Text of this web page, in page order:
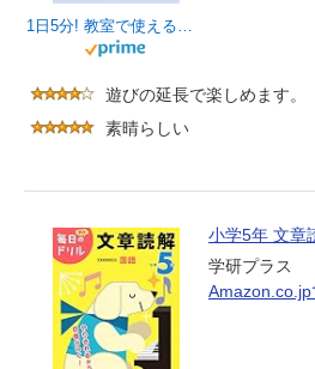
1日5分! 教室で使える漢字コグトレ 小学5年生
遊びの延長で楽しめます。
素晴らしい
小学5年 文章
学研プラス
Amazon.co.jp